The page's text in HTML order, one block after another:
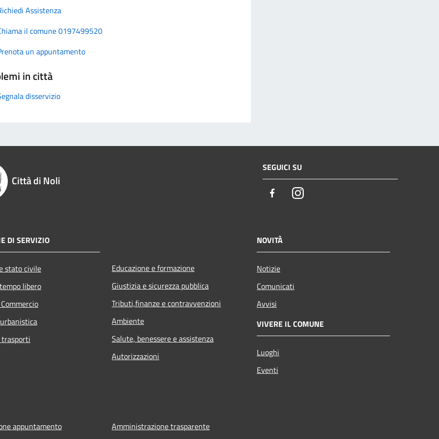
Assistenza
il comune 0197499520
un appuntamento
in città
disservizio
Città di Noli
SEGUICI SU
FacebookInstagram
DI SERVIZIO
stato civile
libero
Educazione e formazione
Giustizia e sicurezza pubblica
Tributi,finanze e contravvenzioni
Ambiente
Salute, benessere e assistenza
Autorizzazioni
NOVITÀ
Notizie
Comunicati
Avvisi
VIVERE IL COMUNE
Luoghi
Eventi
appuntamento
Amministrazione trasparente